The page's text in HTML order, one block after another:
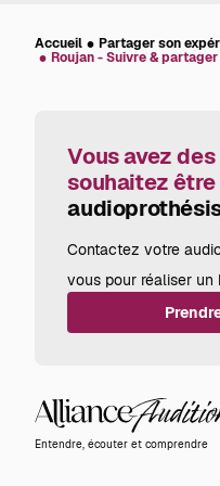
Accueil
Partager son
Roujan - Suivre &
Vous avez
souhaitez être
Contactez votre
vous pour réaliser un
Entendre, écouter et comprendre